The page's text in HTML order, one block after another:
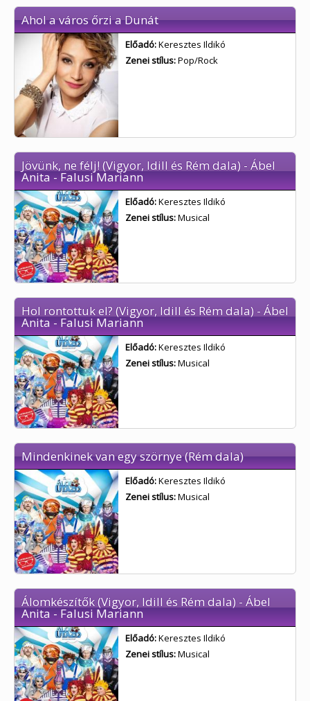
Ahol a város őrzi a Dunát
Előadó:Keresztes Ildikó
Zenei stílus:Pop/Rock
Jövünk, ne félj! (Vigyor, Idill és Rém dala) - Ábel
Anita - Falusi Mariann
Előadó:Keresztes Ildikó
Zenei stílus:Musical
Hol rontottuk el? (Vigyor, Idill és Rém dala) - Ábel
Anita - Falusi Mariann
Előadó:Keresztes Ildikó
Zenei stílus:Musical
Mindenkinek van egy szörnye (Rém dala)
Előadó:Keresztes Ildikó
Zenei stílus:Musical
Álomkészítők (Vigyor, Idill és Rém dala) - Ábel
Anita - Falusi Mariann
Előadó:Keresztes Ildikó
Zenei stílus:Musical